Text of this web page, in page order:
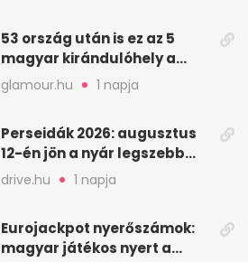
53 ország után is ez az 5
magyar kirándulóhely a
kedvencem
glamour.hu 1 napja
Perseidák 2026: augusztus
12-én jön a nyár legszebb
csillaghullása
drive.hu 1 napja
Eurojackpot nyerőszámok:
magyar játékos nyert a